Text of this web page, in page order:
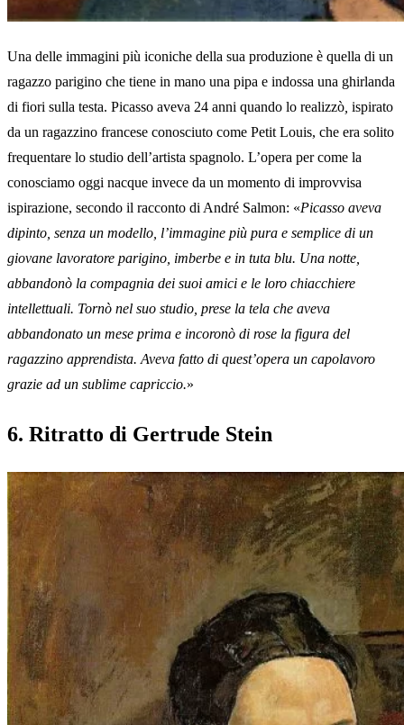
Una delle immagini più iconiche della sua produzione è quella di un
ragazzo parigino che tiene in mano una pipa e indossa una ghirlanda
di fiori sulla testa. Picasso aveva 24 anni quando lo realizzò ispirato
da un ragazzino francese conosciuto come Petit Louis, che era solito
frequentare lo studio dell’artista spagnolo. L’opera per come la
conosciamo oggi nacque invece da un momento di improvvisa
ispirazione, secondo il racconto di André Salmon: «Picasso aveva
dipinto, senza un modello, l’immagine più pura e semplice di un
giovane lavoratore parigino, imberbe e in tuta blu. Una notte,
abbandonò la compagnia dei suoi amici e le loro chiacchiere
intellettuali. Tornò nel suo studio, prese la tela che aveva
abbandonato un mese prima e incoronò di rose la figura del
ragazzino apprendista. Aveva fatto di quest’opera un capolavoro
grazie ad un sublime capriccio.»
6. Ritratto di Gertrude Stein